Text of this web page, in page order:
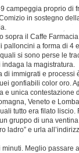
campeggia proprio di
in sostegno
sopra il Caffe
palloncini a forma di 4
si sono perse le
la magistratura.
di immigrati e processi
gonfiabili color oro.
e unica contestazione
Veneto e
tutto era filato liscio.
gruppo di una
ladro” e urla
minuti. Meglio passare